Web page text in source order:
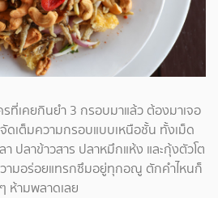
รที่เคยกินยำ 3 กรอบมาแล้ว ต้องมาเจอ
ดเต็มความกรอบแบบเหนือชั้น ทั้งเม็ด
ปลาข้าวสาร ปลาหมึกแห้ง และกุ้งตัวโต
ามอร่อยแทรกซึมอยู่ทุกอณู ตักคำไหนก็
ห้ามพลาดเลย